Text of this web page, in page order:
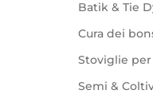
Batik & Tie
Cura dei
Stoviglie per
Semi &